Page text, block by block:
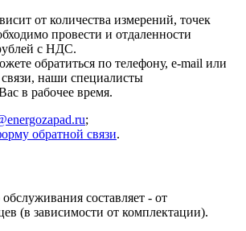
от количества измерений, точек
провести и отдаленности
с НДС.
обратиться по телефону, e-mail или
наши специалисты
в рабочее время.
;
обратной связи.
составляет - от
(в зависимости от комплектации).